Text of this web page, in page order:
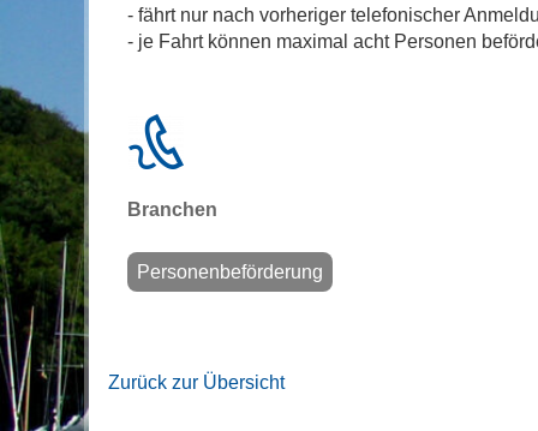
- fährt nur nach vorheriger telefonischer
- je Fahrt können maximal acht Personen
Branchen
Personenbeförderung
Zurück zur Übersicht